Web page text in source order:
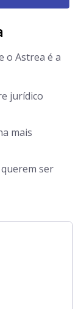
o Astrea é a
jurídico
mais
ser